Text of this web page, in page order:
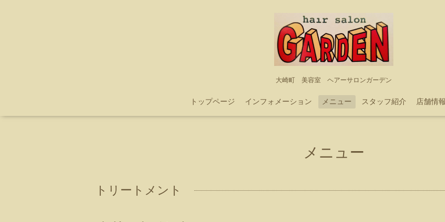
大崎町 美容室 ヘアーサロンガーデン
トップページ インフォメーション メニュー スタッフ紹介 店舗情報
メニュー
トリートメント